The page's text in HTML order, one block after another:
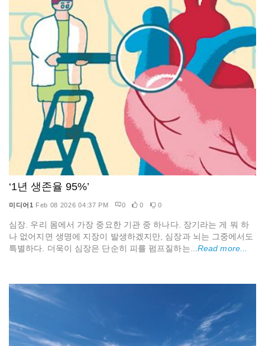
‘1년 생존율 95%’
미디어1 Feb 08 2026 04:37 PM 0 0 0
심장. 우리 몸에서 가장 중요한 기관 중 하나다. 장기라는 게 뭐 하
나 없어지면 생명에 지장이 발생하겠지만, 심장과 뇌는 그중에서도
특별하다. 더욱이 심장은 단순히 피를 펌프질하는...Read more...